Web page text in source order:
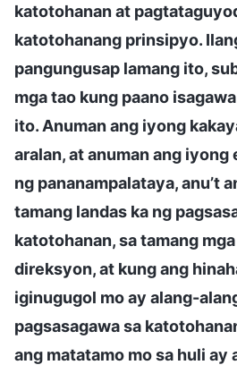
katotohanan at
katotohanang prinsipyo.
pangungusap lamang ito,
mga tao kung paano
ito. Anuman ang iyong
aralan, at anuman ang iyong
ng pananampalataya, anu’t
tamang landas ka ng
katotohanan, sa tamang
direksyon, at kung ang
iginugugol mo ay alang-
pagsasagawa sa
ang matatamo mo sa huli ay